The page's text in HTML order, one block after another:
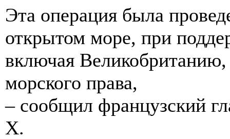
Эта операция была
открытом море, при
включая
морского права,
– сообщил французский
X.